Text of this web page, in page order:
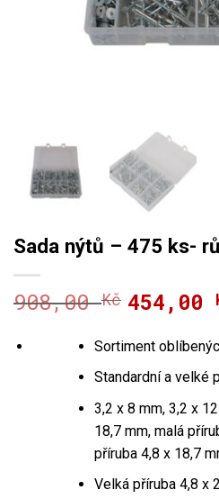
Sada nýtů – 475 ks-
908,00Kč Původní
cena
byla:
908,00
454,00
Aktuální
cena
je:
454,00
Sortiment
Standardní a velké
3,2 x 8 mm, 3,2 x
18,7 mm, malá
příruba 4,8 x 18,7
Velká příruba 4,8 x